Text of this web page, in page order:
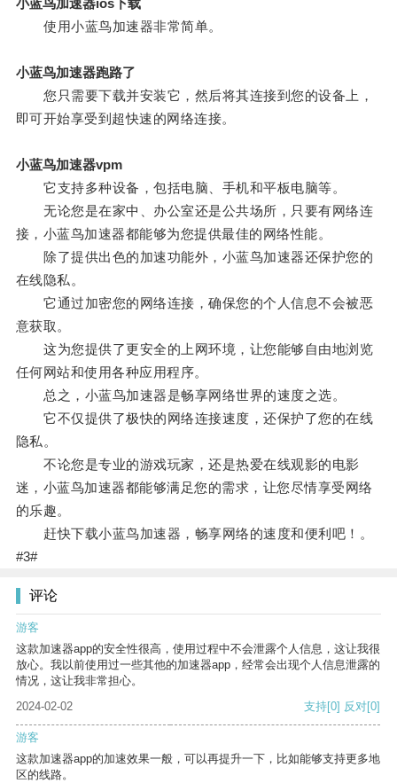
小蓝鸟加速器ios下载
使用小蓝鸟加速器非常简单。
小蓝鸟加速器跑路了
您只需要下载并安装它，然后将其连接到您的设备上，
即可开始享受到超快速的网络连接。
小蓝鸟加速器vpm
它支持多种设备，包括电脑、手机和平板电脑等。
无论您是在家中、办公室还是公共场所，只要有网络连
接，小蓝鸟加速器都能够为您提供最佳的网络性能。
除了提供出色的加速功能外，小蓝鸟加速器还保护您的
在线隐私。
它通过加密您的网络连接，确保您的个人信息不会被恶
意获取。
这为您提供了更安全的上网环境，让您能够自由地浏览
任何网站和使用各种应用程序。
总之，小蓝鸟加速器是畅享网络世界的速度之选。
它不仅提供了极快的网络连接速度，还保护了您的在线
隐私。
不论您是专业的游戏玩家，还是热爱在线观影的电影
迷，小蓝鸟加速器都能够满足您的需求，让您尽情享受网络
的乐趣。
赶快下载小蓝鸟加速器，畅享网络的速度和便利吧！。
#3#
评论
游客
这款加速器app的安全性很高，使用过程中不会泄露个人信息，这让我很
放心。我以前使用过一些其他的加速器app，经常会出现个人信息泄露的
情况，这让我非常担心。
2024-02-02
支持[0] 反对[0]
游客
这款加速器app的加速效果一般，可以再提升一下，比如能够支持更多地
区的线路。